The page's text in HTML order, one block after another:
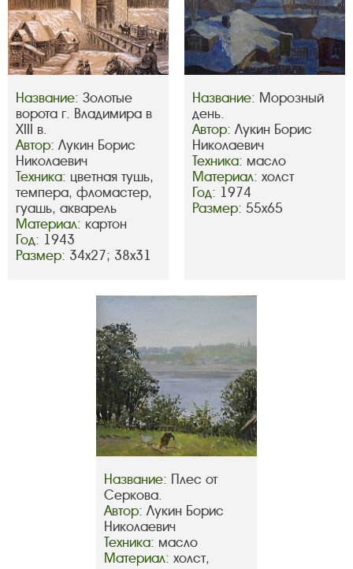
Название: Золотые
ворота г. Владимира в
XIII в.
Автор: Лукин Борис
Николаевич
Техника: цветная тушь,
темпера, фломастер,
гуашь, акварель
Материал: картон
Год: 1943
Размер: 34х27; 38х31
Название: Морозный
день.
Автор: Лукин Борис
Николаевич
Техника: масло
Материал: холст
Год: 1974
Размер: 55х65
Название: Плес от
Серкова.
Автор: Лукин Борис
Николаевич
Техника: масло
Материал: холст,